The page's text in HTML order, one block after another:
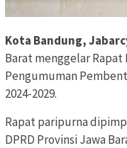
Kota Bandung,
Barat menggelar
Pengumuman
2024-2029.
Rapat paripurna
DPRD Provinsi Jawa